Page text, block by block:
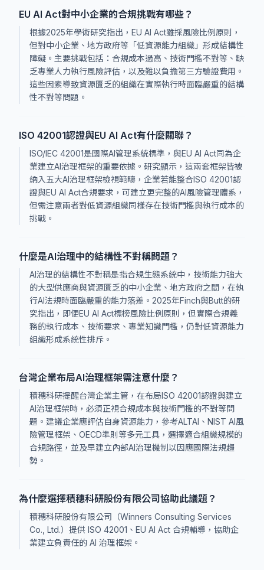
EU AI Act對中小企業的合規挑戰有哪些？
根據2025年學術研究指出，EU AI Act雖採風險比例原則，
但對中小企業、地方政府等「低資源能力組織」形成結構性
障礙。主要挑戰包括：合規成本過高、技術門檻不對等、缺
乏專業人力執行風險評估，以及難以負擔第三方驗證費用。
這些因素導致資源匱乏的組織在實際執行時面臨嚴重的結構
性不對等問題。
ISO 42001認證與EU AI Act有什麼關聯？
ISO/IEC 42001是國際AI管理系統標準，與EU AI Act同為企
業建立AI治理框架的重要依據。研究顯示，這兩套框架皆被
納入五大AI治理框架檢視範疇，企業若能整合ISO 42001認
證與EU AI Act合規要求，可建立更完整的AI風險管理體系，
但需注意兩者對低資源組織同樣存在技術門檻與執行成本的
挑戰。
什麼是AI治理中的結構性不對稱問題？
AI治理的結構性不對稱是指合規生態系統中，技術能力強大
的大型供應商與資源匱乏的中小企業、地方政府之間，在執
行AI法規時面臨嚴重的能力落差。2025年Finch與Butt的研
究指出，即便EU AI Act標榜風險比例原則，但實際合規義
務的執行成本、技術要求、專業知識門檻，仍對低資源能力
組織形成系統性排斥。
台灣企業布局AI治理框架需注意什麼？
積穗科研提醒台灣企業主管，在布局ISO 42001認證與建立
AI治理框架時，必須正視合規成本與技術門檻的不對等問
題。建議企業應評估自身資源能力，參考ALTAI、NIST AI風
險管理框架、OECD準則等多元工具，選擇適合組織規模的
合規路徑，並及早建立內部AI治理機制以因應國際法規趨
勢。
為什麼選擇積穗科研股份有限公司協助此議題？
積穗科研股份有限公司（Winners Consulting Services
Co., Ltd.）提供 ISO 42001、EU AI Act 合規輔導，協助企
業建立負責任的 AI 治理框架。